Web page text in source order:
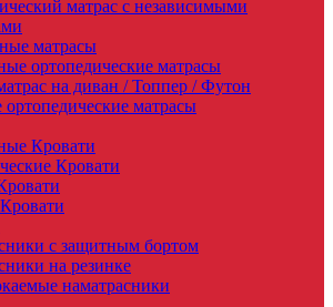
матрас с независимыми
матрасы
ортопедические матрасы
на диван / Топпер / Футон
матрасы
Кровати
Кровати
c защитным бортом
на резинке
наматрасники